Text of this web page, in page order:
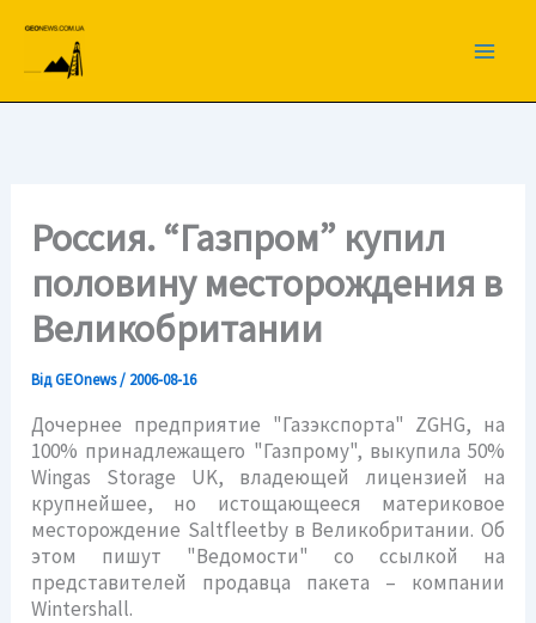
вмісту
Россия. “Газпром” купил
половину месторождения в
Великобритании
ВідGEOnews/ 2006-08-16
Дочернее предприятие "Газэкспорта" ZGHG, на
100% принадлежащего "Газпрому", выкупила 50%
Wingas Storage UK, владеющей лицензией на
крупнейшее, но истощающееся материковое
месторождение Saltfleetby в Великобритании. Об
этом пишут "Ведомости" со ссылкой на
представителей продавца пакета – компании
Wintershall.